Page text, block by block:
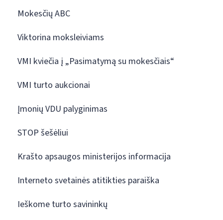
Mokesčių ABC
Viktorina moksleiviams
VMI kviečia į „Pasimatymą su mokesčiais“
VMI turto aukcionai
Įmonių VDU palyginimas
STOP šešėliui
Krašto apsaugos ministerijos informacija
Interneto svetainės atitikties paraiška
Ieškome turto savininkų